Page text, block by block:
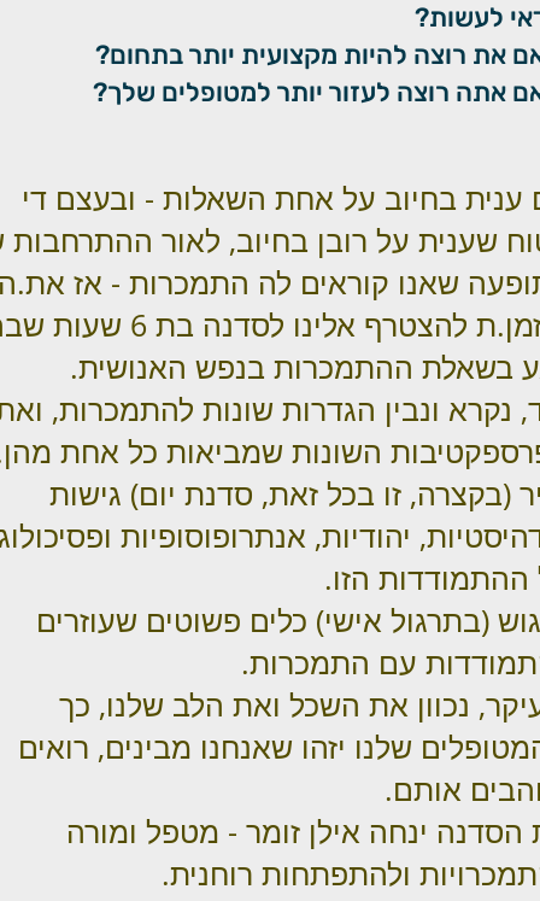
לעשות?
את רוצה להיות מקצועית יותר בתחום?
אתה רוצה לעזור יותר למטופלים שלך?
ענית בחיוב על אחת השאלות - ובעצם די
שענית על רובן בחיוב, לאור
שאנו קוראים לה התמכרות - אז
מוזמן.ת להצטרף אלינו לסדנה בת 6
בשאלת ההתמכרות בנפש האנושית.
נקרא ונבין הגדרות שונות להתמכרות,
השונות שמביאות כל אחת
(בקצרה, זו בכל זאת, סדנת יום) גישות
יהודיות, אנתרופוסופיות
ההתמודדות הזו.
(בתרגול אישי) כלים פשוטים שעוזרים
עם התמכרות.
נכוון את השכל ואת הלב שלנו, כך
שלנו יזהו שאנחנו מבינים, רואים
אותם.
הסדנה ינחה אילן זומר - מטפל ומורה
ולהתפתחות רוחנית.